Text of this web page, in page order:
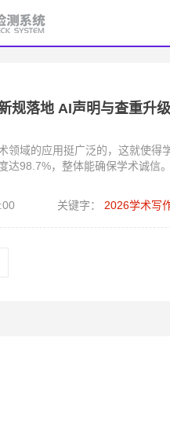
规落地 AI声明与查重升
领域的应用挺广泛的，这就使
达98.7%，整体能确保学术诚信
关键字： 2026学术写